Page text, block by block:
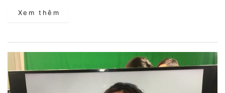
Xem thêm